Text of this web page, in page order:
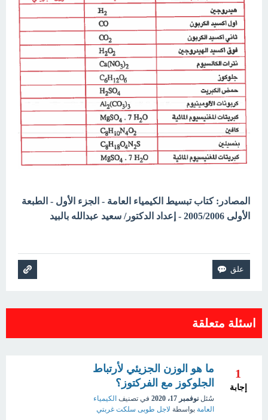
المصادر: كتاب تبسيط الكيمياء العامة - الجزء الأول - الطبعة
الأولى 2005/2006 - إعداد الدكتور/ سعيد عبدالله بالبيد
اسئلة متعلقة
1
إجابة
ما هو الوزن الجزيئي لأرتباط
الجلوكوز مع الفركتوز؟
سُئل نوفمبر 17، 2020 في تصنيف الكيمياء
العامة بواسطة لاجل طوبى سلكت غربتي